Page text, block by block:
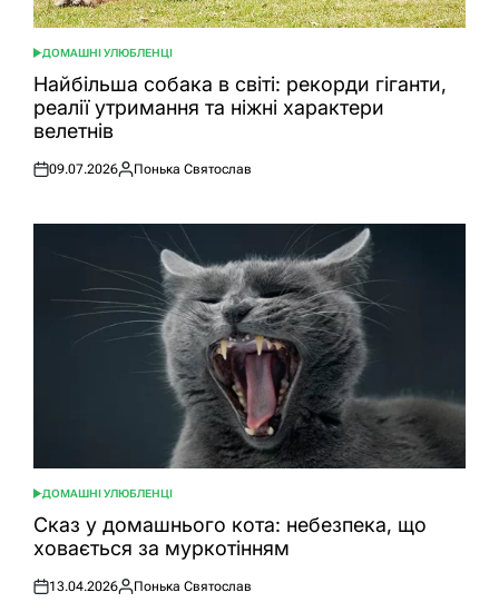
ОПУБЛІКУВАТИ
У
ДОМАШНІ УЛЮБЛЕНЦІ
Найбільша собака в світі: рекорди гіганти,
реалії утримання та ніжні характери
велетнів
Оприлюднено
09.07.2026
Опубліковано
Понька Святослав
ОПУБЛІКУВАТИ
У
ДОМАШНІ УЛЮБЛЕНЦІ
Сказ у домашнього кота: небезпека, що
ховається за муркотінням
Оприлюднено
13.04.2026
Опубліковано
Понька Святослав